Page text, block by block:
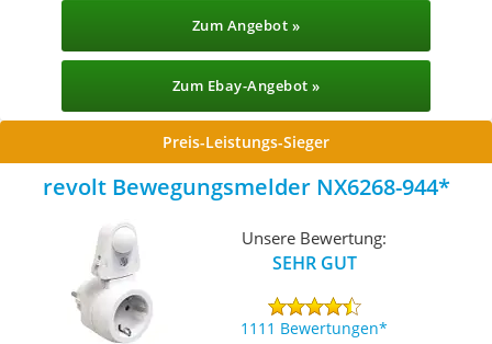
Zum Angebot »
Zum Ebay-Angebot »
Preis-Leistungs-Sieger
revolt Bewegungsmelder NX6268-944
Unsere Bewertung:
SEHR GUT
1111 Bewertungen